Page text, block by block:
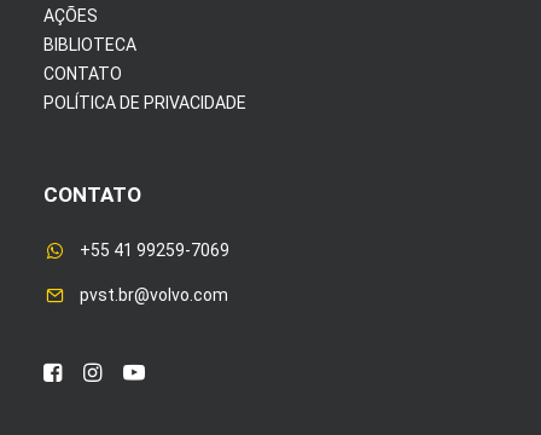
AÇÕES
BIBLIOTECA
CONTATO
POLÍTICA DE PRIVACIDADE
CONTATO
+55 41 99259-7069
pvst.br@volvo.com